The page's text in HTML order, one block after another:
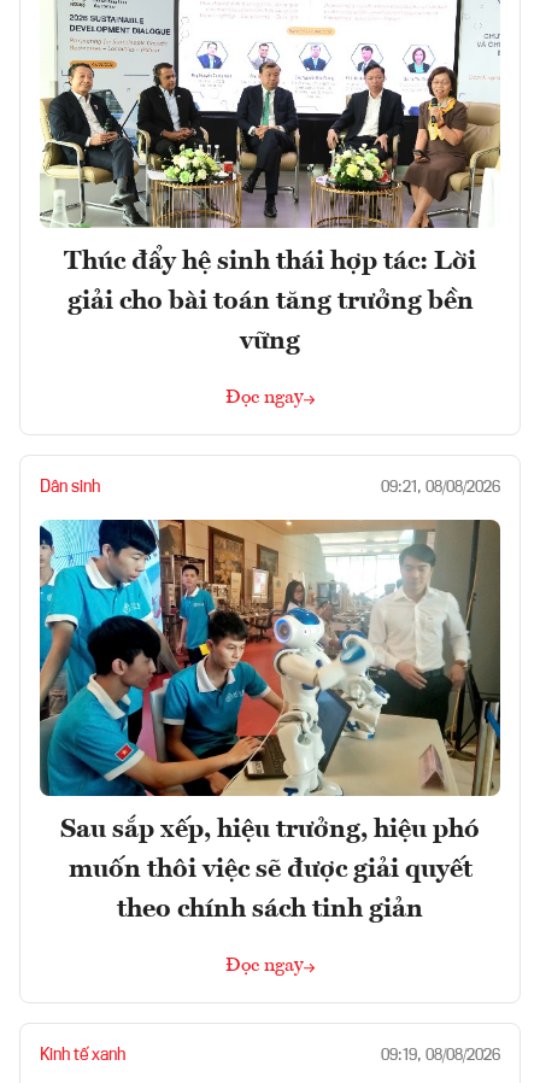
Thúc đẩy hệ sinh thái hợp tác: Lời
giải cho bài toán tăng trưởng bền
vững
Đọc ngay
Dân sinh 09:21, 08/08/2026
Sau sắp xếp, hiệu trưởng, hiệu phó
muốn thôi việc sẽ được giải quyết
theo chính sách tinh giản
Đọc ngay
Kinh tế xanh 09:19, 08/08/2026